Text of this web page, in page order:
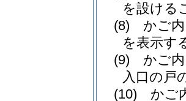
を設ける
(8)
かご
を表示す
(9)
かご
入口の戸
(10)
かご